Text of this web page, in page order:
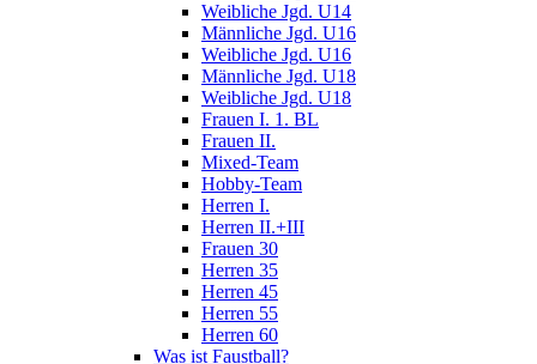
Weibliche Jgd. U14
Männliche Jgd. U16
Weibliche Jgd. U16
Männliche Jgd. U18
Weibliche Jgd. U18
Frauen I. 1. BL
Frauen II.
Mixed-Team
Hobby-Team
Herren I.
Herren II.+III
Frauen 30
Herren 35
Herren 45
Herren 55
Herren 60
Was ist Faustball?